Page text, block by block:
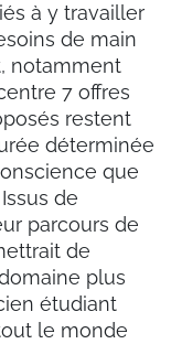
à y travailler
de main
notamment
7 offres
restent
déterminée
que
de
parcours de
de
plus
étudiant
le monde